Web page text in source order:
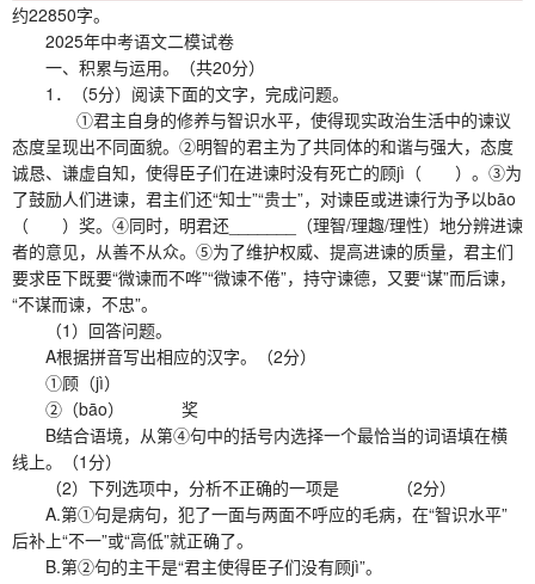
约22850字。
2025年中考语文二模试卷
一、积累与运用。（共20分）
1．（5分）阅读下面的文字，完成问题。
ㅤㅤ①君主自身的修养与智识水平，使得现实政治生活中的谏议
态度呈现出不同面貌。②明智的君主为了共同体的和谐与强大，态度
诚恳、谦虚自知，使得臣子们在进谏时没有死亡的顾jì（ ）。③为
了鼓励人们进谏，君主们还“知士”“贵士”，对谏臣或进谏行为予以bāo
（ ）奖。④同时，明君还_______（理智/理趣/理性）地分辨进谏
者的意见，从善不从众。⑤为了维护权威、提高进谏的质量，君主们
要求臣下既要“微谏而不哗”“微谏不倦”，持守谏德，又要“谋”而后谏，
“不谋而谏，不忠”。
（1）回答问题。
A根据拼音写出相应的汉字。（2分）
①顾（jì）
②（bāo） 奖
B结合语境，从第④句中的括号内选择一个最恰当的词语填在横
线上。（1分）
（2）下列选项中，分析不正确的一项是 （2分）
A.第①句是病句，犯了一面与两面不呼应的毛病，在“智识水平”
后补上“不一”或“高低”就正确了。
B.第②句的主干是“君主使得臣子们没有顾jì”。